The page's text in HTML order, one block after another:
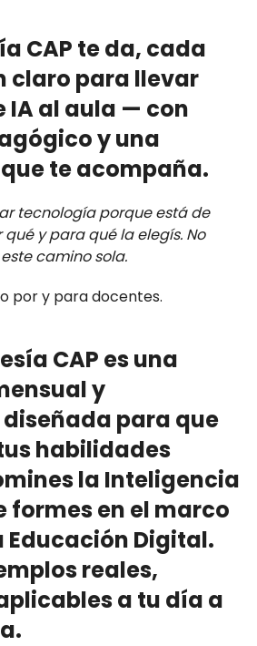
CAP te da, cada
claro para llevar
IA al aula — con
y una
te acompaña.
tecnología porque está de
quéypara quéla elegís. No
camino sola.
por y para docentes.
CAP es una
y
para que
habilidades
la Inteligencia
formes en el marco
Educación Digital.
reales,
a tu día a